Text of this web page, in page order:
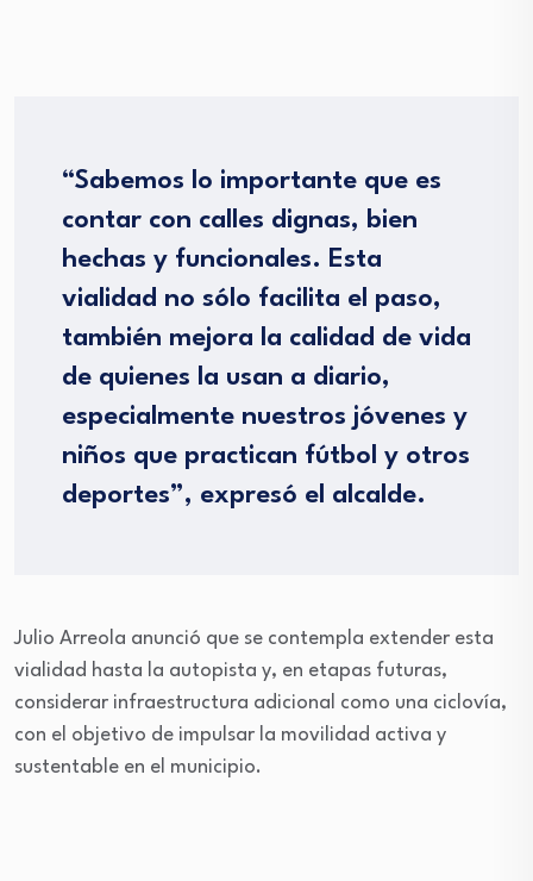
“Sabemos lo importante que es
contar con calles dignas, bien
hechas y funcionales. Esta
vialidad no sólo facilita el paso,
también mejora la calidad de vida
de quienes la usan a diario,
especialmente nuestros jóvenes y
niños que practican fútbol y otros
deportes”, expresó el alcalde.
Julio Arreola anunció que se contempla extender esta
vialidad hasta la autopista y, en etapas futuras,
considerar infraestructura adicional como una ciclovía,
con el objetivo de impulsar la movilidad activa y
sustentable en el municipio.